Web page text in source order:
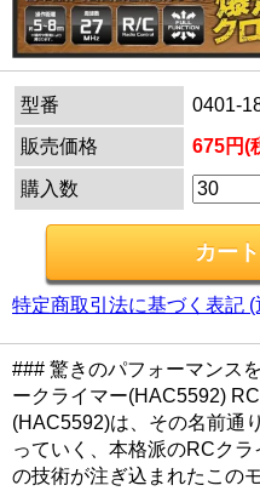
型番
0401-
販売価格
675円(
購入数
特定商取引法に基づく表記
### 驚きのパフォーマンス
ークライマー(HAC5592)
(HAC5592)は、その名前通
っていく、本格派のRCク
の技術が注ぎ込まれたこの